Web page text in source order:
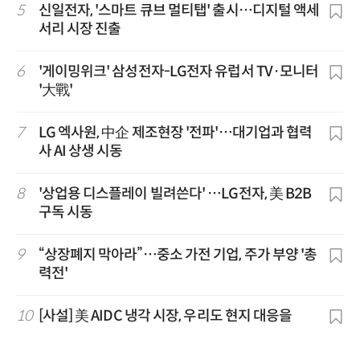
5
신일전자, '스마트 큐브 멀티탭' 출시…디지털 액세
서리 시장 진출
6
'게이밍위크' 삼성전자-LG전자 유럽서 TV·모니터
'大戰'
7
LG 엑사원, 中企 제조현장 '전파'…대기업과 협력
사 AI 상생 시동
8
'상업용 디스플레이 빌려쓴다' …LG전자, 美 B2B
구독 시동
9
“상장폐지 막아라”…중소 가전 기업, 주가 부양 '총
력전'
10 [사설] 美 AIDC 냉각 시장, 우리도 현지 대응을